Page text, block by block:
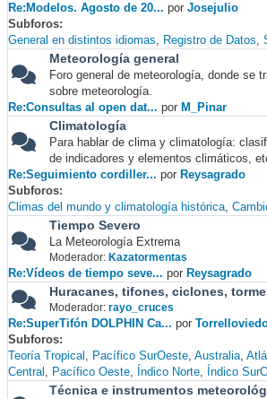
Re:Modelos. Agosto de 20... por Josejulio
Subforos
General en distintos idiomas
Registro de Datos
Meteorología general
Foro general de meteorología, donde se
sobre meteorología.
Re:Consultas al open dat... por M_Pinar
Climatología
Para hablar de clima y climatología:
de indicadores y elementos climáticos,
Re:Seguimiento cordiller... por Reysagrado
Subforos
Climas del mundo y climatología histórica
Tiempo Severo
La Meteorología Extrema
Moderador: Kazatormentas
Re:Vídeos de tiempo seve... por Reysagrado
Huracanes, tifones, ciclones,
Moderador: rayo_cruces
Re:SuperTifón DOLPHIN Ca... por
Subforos
Teoría Tropical
Pacífico SurOeste Australia
Central
Pacífico Oeste Índico Norte Índico
Técnica e instrumentos